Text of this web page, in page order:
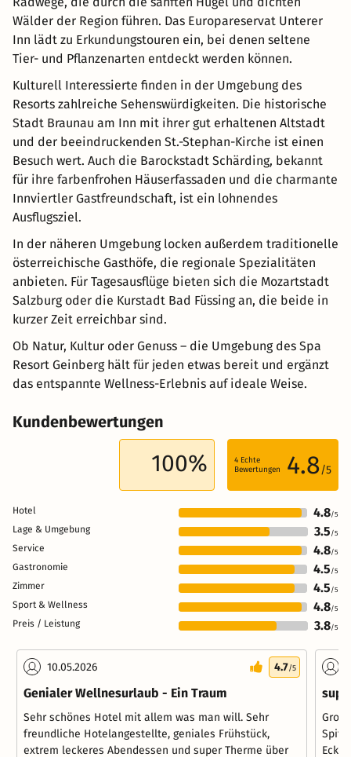
Wälder der Region führen. Das Europareservat Unterer
Inn lädt zu Erkundungstouren ein, bei denen seltene
Tier- und Pflanzenarten entdeckt werden können.
Kulturell Interessierte finden in der Umgebung des
Resorts zahlreiche Sehenswürdigkeiten. Die historische
Stadt Braunau am Inn mit ihrer gut erhaltenen Altstadt
und der beeindruckenden St.-Stephan-Kirche ist einen
Besuch wert. Auch die Barockstadt Schärding, bekannt
für ihre farbenfrohen Häuserfassaden und die charmante
Innviertler Gastfreundschaft, ist ein lohnendes
Ausflugsziel.
In der näheren Umgebung locken außerdem traditionelle
österreichische Gasthöfe, die regionale Spezialitäten
anbieten. Für Tagesausflüge bieten sich die Mozartstadt
Salzburg oder die Kurstadt Bad Füssing an, die beide in
kurzer Zeit erreichbar sind.
Ob Natur, Kultur oder Genuss – die Umgebung des Spa
Resort Geinberg hält für jeden etwas bereit und ergänzt
das entspannte Wellness-Erlebnis auf ideale Weise.
Kundenbewertungen
100% 4 Echte
Bewertungen
4.8/5
Hotel 4.8/5
Lage & Umgebung 3.5 /5
Service 4.8/5
Gastronomie 4.5 /5
Zimmer 4.5 /5
Sport & Wellness 4.8/5
Preis / Leistung 3.8/5
10.05.2026 4.7/5
Genialer Wellnesurlaub - Ein Traum
Sehr schönes Hotel mit allem was man will. Sehr
freundliche Hotelangestellte, geniales Frühstück,
extrem leckeres Abendessen und super Therme über